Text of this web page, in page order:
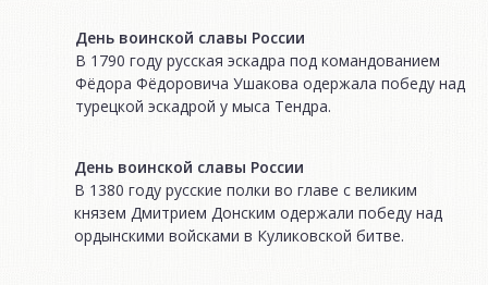
День воинской славы России
В 1790 году русская эскадра под командованием
Фёдора Фёдоровича Ушакова одержала победу над
турецкой эскадрой у мыса Тендра.
День воинской славы России
В 1380 году русские полки во главе с великим
князем Дмитрием Донским одержали победу над
ордынскими войсками в Куликовской битве.